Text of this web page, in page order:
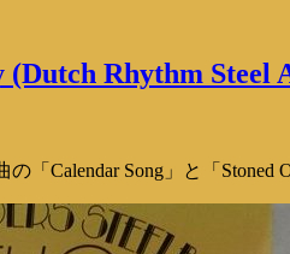
Rhythm Steel
「Calendar Song」と「Stoned